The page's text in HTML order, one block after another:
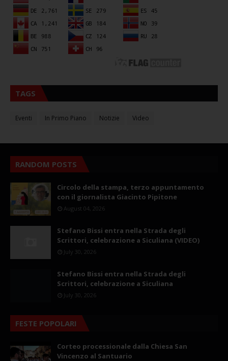
TAGS
Eventi In Primo Piano Notizie Video
RANDOM POSTS
Circolo della stampa, terzo appuntamento
con il giornalista Giacinto Pipitone
August 04, 2026
Stefano Bissi entra nella Strada degli
Scrittori, celebrazione a Siculiana (VIDEO)
July 30, 2026
Stefano Bissi entra nella Strada degli
Scrittori, celebrazione a Siculiana
July 30, 2026
FESTE POPOLARI
Corteo processionale dalla Chiesa San
Vincenzo al Santuario